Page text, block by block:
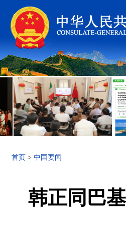
首页 > 中国要闻
韩正同巴